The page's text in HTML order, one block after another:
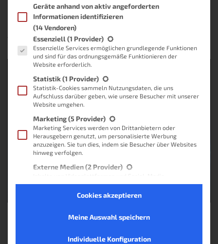
ich dir, wie du Home Assistant vor allem auf Proxmox einrichtest.
Ich selbst nutze Home Assistant seit einigen Wochen und habe den
Umstieg genau dokumentiert. Damit bekommst du eine
Lukas Knöller, vor2 Jahren
Keine Produkte gefunden.
Geräte anhand von aktiv angeforderten
Informationen identifizieren
(14 Vendoren)
Es folgt eine Liste der Service-Gruppen, für die eine
Essenziell(1 Provider)
Essenzielle Services ermöglichen grundlegende Funktionen
und sind für das ordnungsgemäße Funktionieren der
Website erforderlich.
Statistik(1 Provider)
Statistik-Cookies sammeln Nutzungsdaten, die uns
Aufschluss darüber geben, wie unsere Besucher mit unserer
Website umgehen.
Marketing(5 Provider)
Marketing Services werden von Drittanbietern oder
Herausgebern genutzt, um personalisierte Werbung
anzuzeigen. Sie tun dies, indem sie Besucher über Websites
hinweg verfolgen.
Externe Medien(2 Provider)
Plattformen werden standardmäßig blockiert. Wenn
externe Services akzeptiert werden, ist für den Zugriff auf
diese Inhalte keine manuelle Einwilligung mehr erforderlich.
Cookies akzeptieren
Meine Auswahl speichern
Individuelle Konfiguration